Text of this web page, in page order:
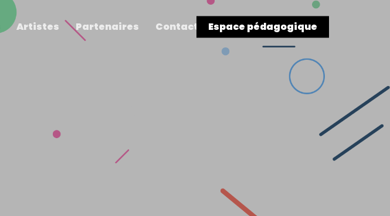
Artistes Partenaires Contact Espace pédagogique